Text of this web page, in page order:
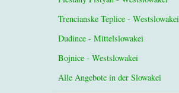
Trencianske Teplice - Westslowakei
Dudince - Mittelslowakei
Bojnice - Westslowakei
Alle Angebote in der Slowakei